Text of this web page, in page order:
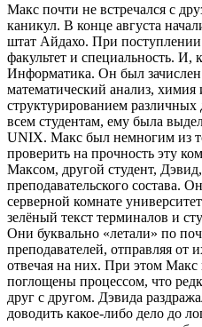
Макс почти не встречался с
каникул. В конце августа
штат Айдахо. При
факультет и специальность. И,
Информатика. Он был
математический анализ, химия
структурированием
всем студентам, ему была
UNIX. Макс был немногим из
проверить на прочность эту
Максом, другой студент,
преподавательского состава.
серверной комнате
зелёный текст терминалов и
Они буквально «летали» по
преподавателей, отправляя от
отвечая на них. При этом
поглощены процессом, что
друг с другом. Дэвида
доводить какое-либо дело до